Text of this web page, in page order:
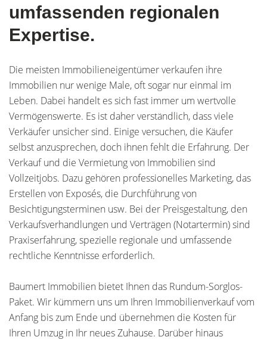
umfassenden regionalen
Expertise.
Die meisten Immobilieneigentümer verkaufen ihre
Immobilien nur wenige Male, oft sogar nur einmal im
Leben. Dabei handelt es sich fast immer um wertvolle
Vermögenswerte. Es ist daher verständlich, dass viele
Verkäufer unsicher sind. Einige versuchen, die Käufer
selbst anzusprechen, doch ihnen fehlt die Erfahrung. Der
Verkauf und die Vermietung von Immobilien sind
Vollzeitjobs. Dazu gehören professionelles Marketing, das
Erstellen von Exposés, die Durchführung von
Besichtigungsterminen usw. Bei der Preisgestaltung, den
Verkaufsverhandlungen und Verträgen (Notartermin) sind
Praxiserfahrung, spezielle regionale und umfassende
rechtliche Kenntnisse erforderlich.
Baumert Immobilien bietet Ihnen das Rundum-Sorglos-
Paket. Wir kümmern uns um Ihren Immobilienverkauf vom
Anfang bis zum Ende und übernehmen die Kosten für
Ihren Umzug in Ihr neues Zuhause. Darüber hinaus